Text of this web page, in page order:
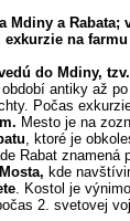
Mdiny a Rabata;
na
do Mdiny,
antiky až
Počas
Mesto je na
, ktoré je
Rabat znamená
kde
. Kostol je
2. svetovej